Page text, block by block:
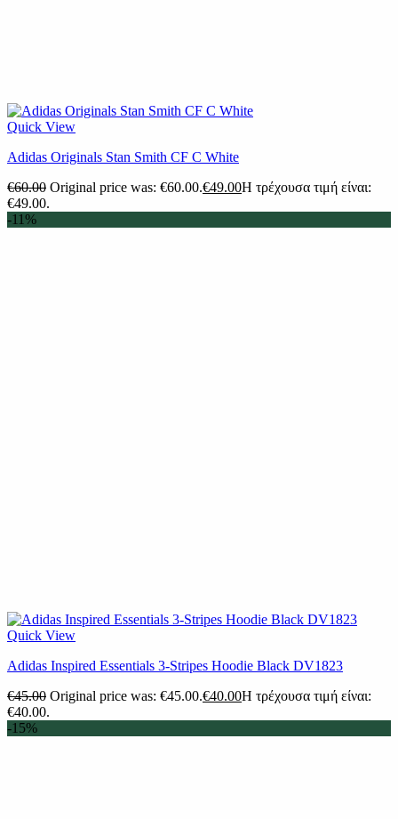
Quick View
Adidas Originals Stan Smith CF C White
€60.00 Original price was: €60.00.€49.00Η τρέχουσα τιμή είναι:
€49.00.
-11%
Quick View
Adidas Inspired Essentials 3-Stripes Hoodie Black DV1823
€45.00 Original price was: €45.00.€40.00Η τρέχουσα τιμή είναι:
€40.00.
-15%